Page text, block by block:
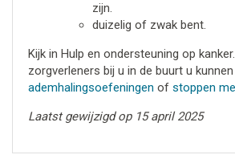
zijn.
duizelig of zwak bent.
Kijk in Hulp en ondersteuning op
zorgverleners bij u in de buurt u
ademhalingsoefeningen of stoppen
Laatst gewijzigd op 15 april 2025